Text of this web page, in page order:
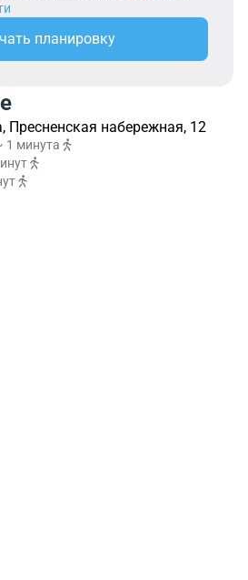
планировку
Пресненская набережная, 12
1 минута